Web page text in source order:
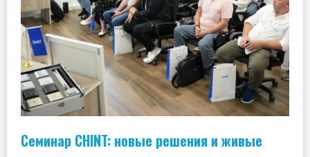
Семинар CHINT: новые решения и живые